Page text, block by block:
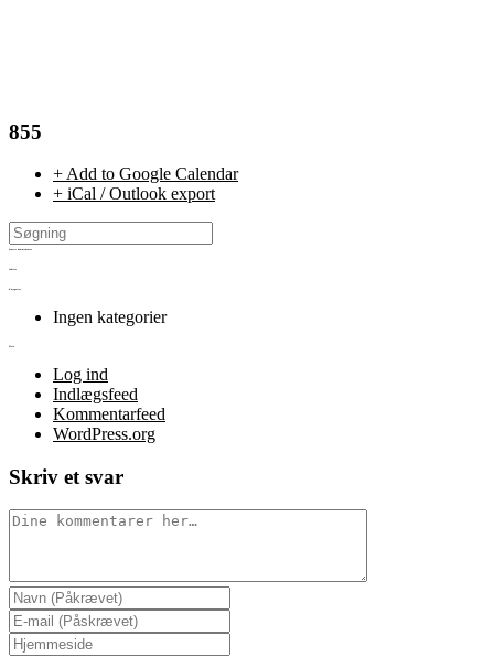
855
+ Add to Google Calendar
+ iCal / Outlook export
Ingen kategorier
Log ind
Indlægsfeed
Kommentarfeed
WordPress.org
Skriv et svar